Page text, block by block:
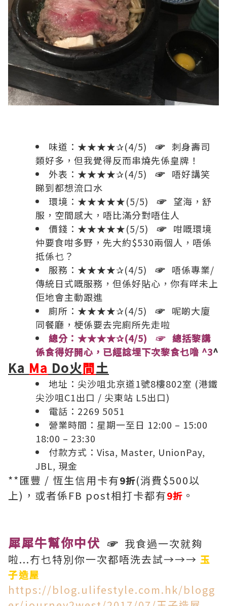
味道：★★★★✰(4/5) ☞ 刺身壽司
類好多，但我覺得反而串燒先係皇牌！
外表：★★★★✰(4/5)
☞ 唔好講笑
睇到都想流口水
環境：★★★★★(5/5)
☞ 望海，舒
服，空間感大，唔比滿分對唔住人
價錢：★★★★★(5/5)
☞ 咁嘅環境
仲要食咁多野，先大約$530兩個人，唔係
抵係乜？
服務：★★★★✰(4/5)
☞ 唔係專業/
傳統日式嘅服務，但係好貼心，你有咩未上
佢地會主動跟進
廁所：★★★★✰(4/5)
☞ 呢啲大廈
同餐廳，梗係要去完廁所先走啦
總分：★★★★✰(4/5) ☞ 總括黎講
係食得好開心，已經諗埋下次黎食乜噜 ^3^
Ka Ma Do火間土
地址： 尖沙咀北京道1號8樓802室 (港鐵
尖沙咀C1出口 / 尖東站 L5出口)
電話：2269 5051
營業時間：星期一至日 12:00 – 15:00
18:00 – 23:30
付款方式：Visa, Master, UnionPay,
JBL, 現金
**匯豐 / 恆生信用卡有9折(消費$500以
上)，或者係FB post相打卡都有9折 。
犀犀牛幫你中伏 ☞ 我食過一次就夠
啦...冇乜特別你一次都唔洗去試→→→ 玉
子造屋
https://blog.ulifestyle.com.hk/blogg